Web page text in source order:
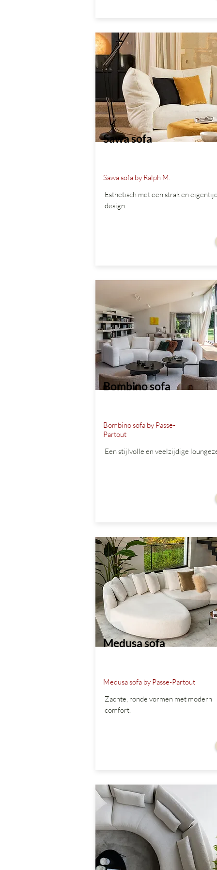
Sawa sofa
Sawa sofa by Ralph M.
Esthetisch met een strak en
design.
Bombino sofa
Bombino sofa by Passe-
Partout
Een stijlvolle en veelzijdige
Medusa sofa
Medusa sofa by Passe-Partout
Zachte, ronde vormen met modern
comfort.